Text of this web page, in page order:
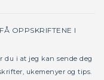
OPPSKRIFTENE I
du i at jeg kan sende deg
ukemenyer og tips.